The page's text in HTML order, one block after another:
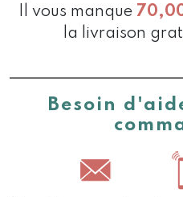
Il vous manque
la livraison
Besoin